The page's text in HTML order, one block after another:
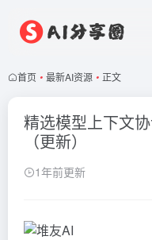
首页 • 最新AI资源 • 正文
精选模型上下文
（更新）
1年前更新